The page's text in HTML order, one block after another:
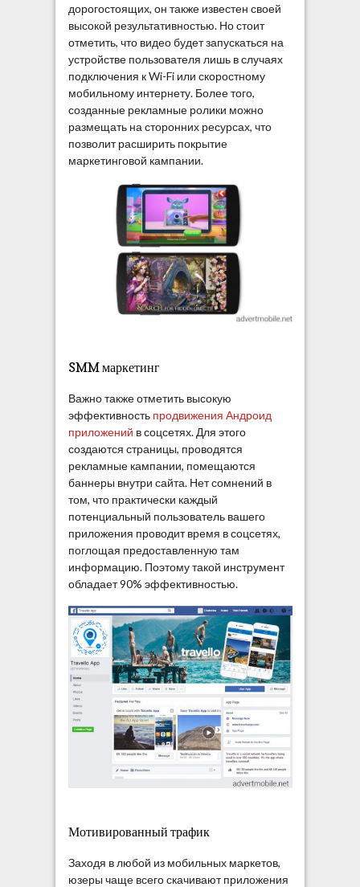
дорогостоящих, он также известен своей
высокой результативностью. Но стоит
отметить, что видео будет запускаться на
устройстве пользователя лишь в случаях
подключения к Wi-Fi или скоростному
мобильному интернету. Более того,
созданные рекламные ролики можно
размещать на сторонних ресурсах, что
позволит расширить покрытие
маркетинговой кампании.
SMM маркетинг
Важно также отметить высокую
эффективность продвижения Андроид
приложений в соцсетях. Для этого
создаются страницы, проводятся
рекламные кампании, помещаются
баннеры внутри сайта. Нет сомнений в
том, что практически каждый
потенциальный пользователь вашего
приложения проводит время в соцсетях,
поглощая предоставленную там
информацию. Поэтому такой инструмент
обладает 90% эффективностью.
Мотивированный трафик
Заходя в любой из мобильных маркетов,
юзеры чаще всего скачивают приложения